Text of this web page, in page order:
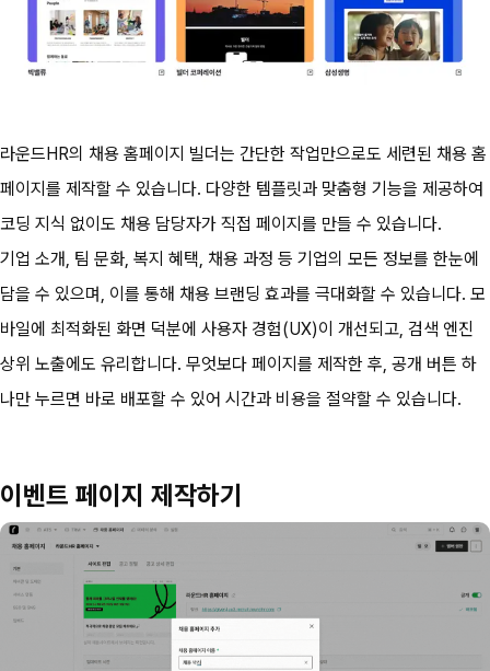
라운드HR의 채용 홈페이지 빌더는 간단한 작업만으로도 세련된 채용 홈
페이지를 제작할 수 있습니다. 다양한 템플릿과 맞춤형 기능을 제공하여
코딩 지식 없이도 채용 담당자가 직접 페이지를 만들 수 있습니다.
기업 소개, 팀 문화, 복지 혜택, 채용 과정 등 기업의 모든 정보를 한눈에
담을 수 있으며, 이를 통해 채용 브랜딩 효과를 극대화할 수 있습니다. 모
바일에 최적화된 화면 덕분에 사용자 경험(UX)이 개선되고, 검색 엔진
상위 노출에도 유리합니다. 무엇보다 페이지를 제작한 후, 공개 버튼 하
나만 누르면 바로 배포할 수 있어 시간과 비용을 절약할 수 있습니다.
이벤트 페이지 제작하기